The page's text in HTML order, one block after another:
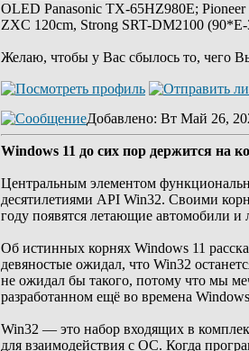
OLED Panasonic TX-65HZ980E;
ZXC 120cm, Strong SRT-DM2100
Желаю, чтобы у Вас сбылось то, чего
Добавлено: Вт Май 26,
Windows 11 до сих пор держится на
Центральным элементом
десятилетиями API Win32. Своими
году появятся летающие автомобили и
Об истинных корнях Windows 11
девяностые ожидал, что Win32
не ожидал бы такого, потому что мы
разработанном ещё во времена
Win32 — это набор входящих в
для взаимодействия с ОС. Когда